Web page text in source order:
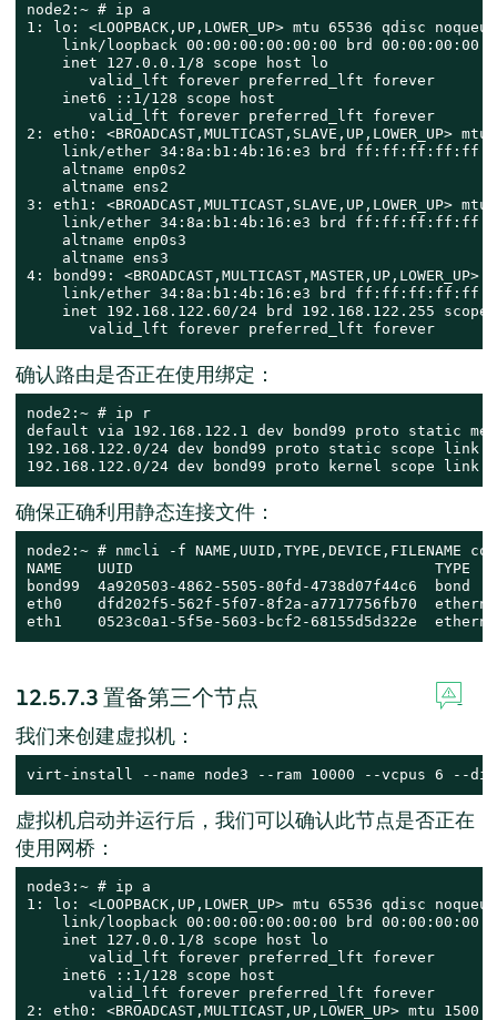
node2:~ # ip a
1: lo: <LOOPBACK,UP,LOWER_UP> mtu 65536 qdisc
link/loopback 00:00:00:00:00:00 brd
    inet 127.0.0.1/8 scope host lo
       valid_lft forever preferred_lft forever
    inet6 ::1/128 scope host
       valid_lft forever preferred_lft forever
2: eth0:
link/ether 34:8a:b1:4b:16:e3 brd
    altname enp0s2
    altname ens2
3: eth1:
link/ether 34:8a:b1:4b:16:e3 brd
    altname enp0s3
    altname ens3
4: bond99:
link/ether 34:8a:b1:4b:16:e3 brd
inet 192.168.122.60/24 brd 192.168.122.255 scope
       valid_lft forever preferred_lft forever
确认路由是否正在使用绑定：
node2:~ # ip r
default via 192.168.122.1 dev bond99 proto static
192.168.122.0/24 dev bond99 proto static scope link
192.168.122.0/24 dev bond99 proto kernel scope link
确保正确利用静态连接文件：
node2:~ # nmcli -f NAME,UUID,TYPE,DEVICE,FILENAME
NAME    UUID                                  TYPE
bond99  4a920503-4862-5505-80fd-4738d07f44c6
eth0    dfd202f5-562f-5f07-8f2a-a7717756fb70
eth1    0523c0a1-5f5e-5603-bcf2-68155d5d322e
12.5.7.3置备第三个节点
我们来创建虚拟机：
virt-install --name node3 --ram 10000 --vcpus 6 --
虚拟机启动并运行后，我们可以确认此节点是否正在
使用网桥：
node3:~ # ip a
1: lo: <LOOPBACK,UP,LOWER_UP> mtu 65536 qdisc
link/loopback 00:00:00:00:00:00 brd
    inet 127.0.0.1/8 scope host lo
       valid_lft forever preferred_lft forever
    inet6 ::1/128 scope host
       valid_lft forever preferred_lft forever
2: eth0: <BROADCAST,MULTICAST,UP,LOWER_UP>